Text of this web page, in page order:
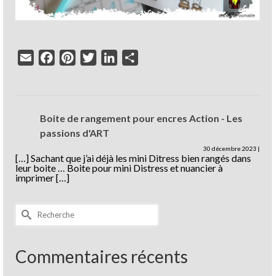
Email FacebookPinterestTwitterLinkedIn
Boite de rangement pour encres Action - Les
passions d'ART
30 décembre 2023 |
[…] Sachant que j’ai déjà les mini Ditress bien rangés dans
leur boite … Boite pour mini Distress et nuancier à
imprimer […]
Rechercher :
Commentaires récents